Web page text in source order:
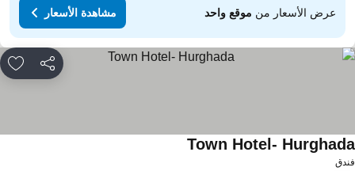
عرض الأسعار منموقع واحد مشاهدة الأسعار
مشاركة
Town Hotel-